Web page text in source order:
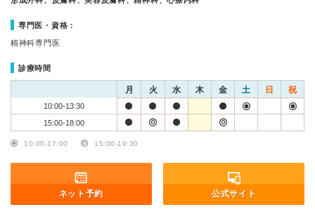
専門医・資格：
精神科専門医
診療時間
月 火 水 木 金 土 日 祝
10:00-13:30
15:00-18:00
10:00-17:00 15:00-19:30
ネット予約 公式サイト